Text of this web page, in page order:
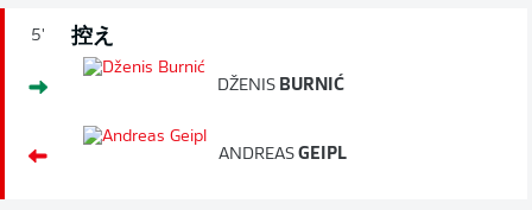
5' 控え
DŽENIS BURNIĆ
ANDREAS GEIPL